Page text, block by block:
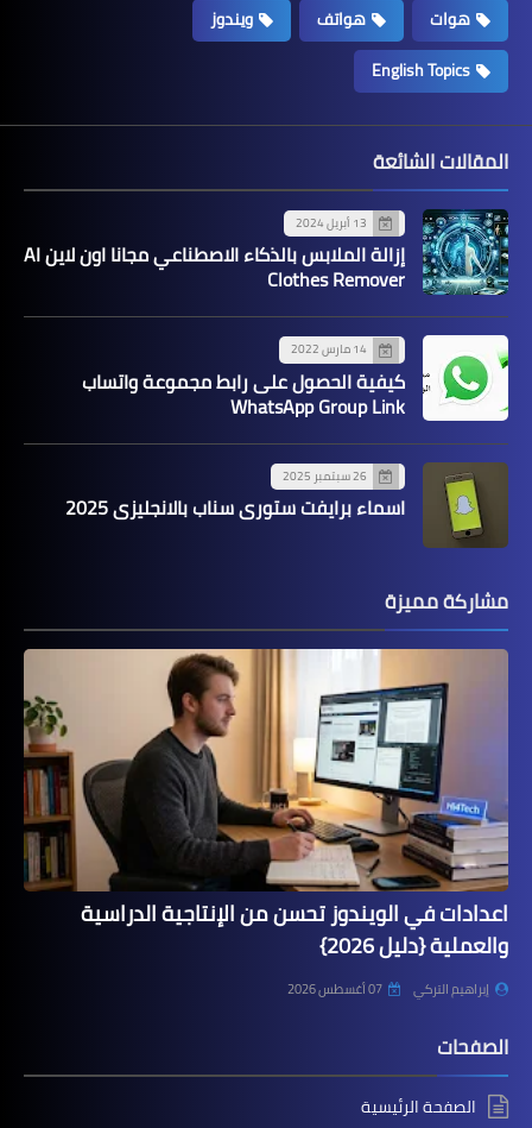
هوات
هواتف
ويندوز
English Topics
المقالات الشائعة
13 أبريل 2024
إزالة الملابس بالذكاء الاصطناعي مجانا اون لاين AI
Clothes Remover
14 مارس 2022
كيفية الحصول على رابط مجموعة واتساب
WhatsApp Group Link
26 سبتمبر 2025
اسماء برايفت ستوري سناب بالانجليزي 2025
مشاركة مميزة
اعدادات في الويندوز تحسن من الإنتاجية الدراسية
والعملية {دليل 2026}
إبراهيم التركي 07 أغسطس 2026
الصفحات
الصفحة الرئيسية